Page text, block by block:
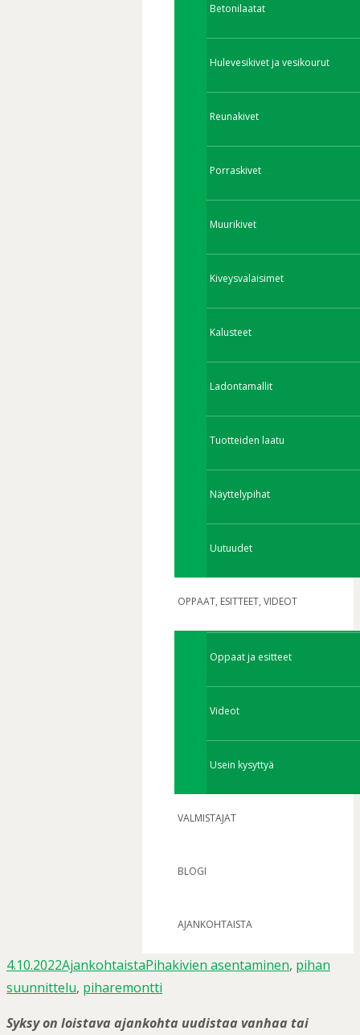
Betonilaatat
Hulevesikivet ja vesikourut
Reunakivet
Porraskivet
Muurikivet
Kiveysvalaisimet
Kalusteet
Ladontamallit
Tuotteiden laatu
Näyttelypihat
Uutuudet
OPPAAT, ESITTEET, VIDEOT
Oppaat ja esitteet
Videot
Usein kysyttyä
VALMISTAJAT
BLOGI
AJANKOHTAISTA
4.10.2022AjankohtaistaPihakivien asentaminen, pihan
suunnittelu, piharemontti
Syksy on loistava ajankohta uudistaa vanhaa tai